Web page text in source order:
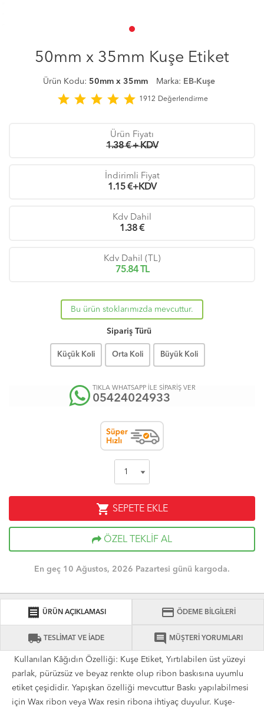
50mm x 35mm Kuşe Etiket
Ürün Kodu: 50mm x 35mm Marka: EB-Kuşe
star star star star star 1912 Değerlendirme
Ürün Fiyatı
1.38 € + KDV
İndirimli Fiyat
1.15€+KDV
Kdv Dahil
1.38€
Kdv Dahil (TL)
75.84TL
Bu ürün stoklarımızda mevcuttur.
Sipariş Türü
Küçük Koli Orta Koli Büyük Koli
TIKLA WHATSAPP İLE SİPARİŞ VER
05424024933
shopping_cart SEPETE EKLE
ÖZEL TEKLİF AL
En geç 10 Ağustos, 2026 Pazartesi günü kargoda.
receipt ÜRÜN AÇIKLAMASI credit_card ÖDEME BİLGİLERİ
local_shipping TESLİMAT VE İADE comment MÜŞTERİ YORUMLARI
Kullanılan Kâğıdın Özelliği: Kuşe Etiket, Yırtılabilen üst yüzeyi
parlak, pürüzsüz ve beyaz renkte olup ribon baskısına uyumlu
etiket çeşididir. Yapışkan özelliği mevcuttur Baskı yapılabilmesi
için Wax ribon veya Wax resin ribona ihtiyaç duyulur. Kuşe-